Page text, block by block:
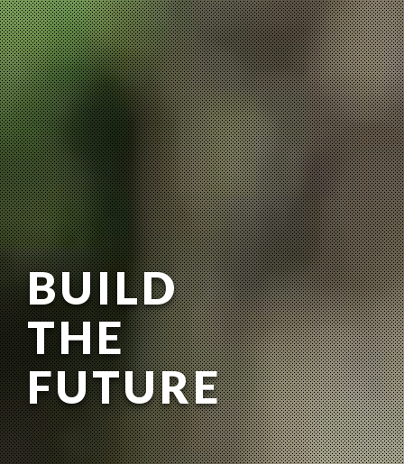
BUILD
THE
FUTURE